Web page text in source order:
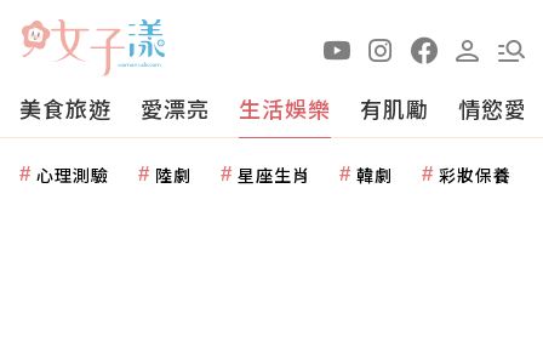
美食旅遊 愛漂亮 生活娛樂 有肌勵 情慾愛
心理測驗 陸劇 星座生肖 韓劇 彩妝保養